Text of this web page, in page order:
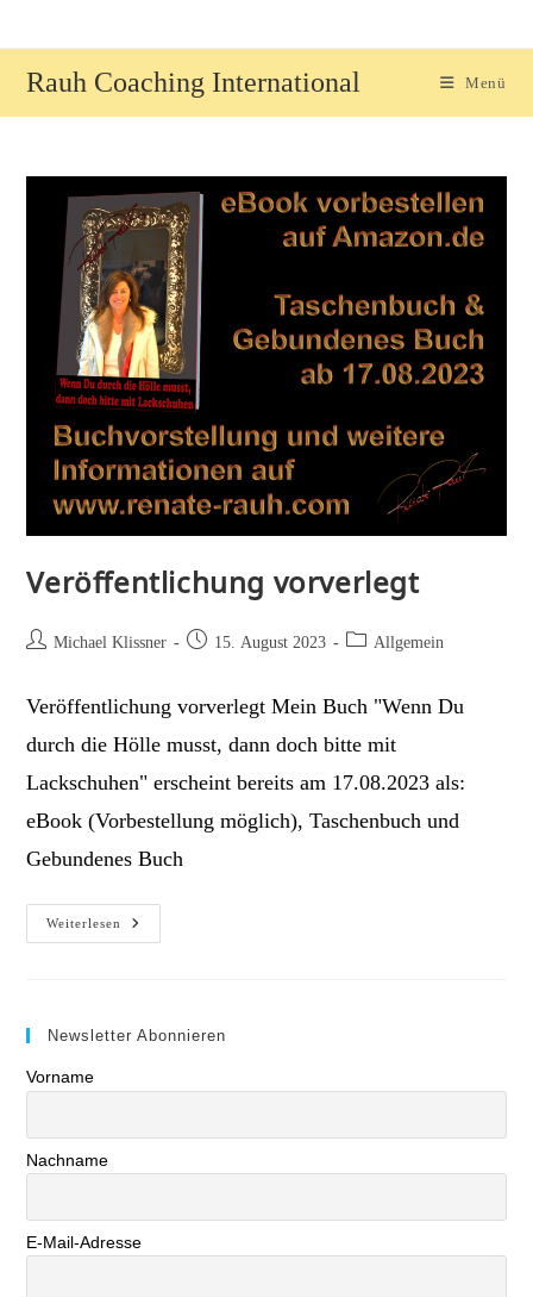
springenRauh Coaching International Menü
Veröffentlichung vorverlegt
Beitrags-Michael Klissner
Beitrag15. August 2023
Beitrags-
Allgemein
Veröffentlichung vorverlegt Mein Buch "Wenn Du
durch die Hölle musst, dann doch bitte mit
Lackschuhen" erscheint bereits am 17.08.2023 als:
eBook (Vorbestellung möglich), Taschenbuch und
Gebundenes Buch
Weiterlesen
Veröffentlichung
Vorverlegt
Newsletter Abonnieren
Vorname
Nachname
E-Mail-Adresse